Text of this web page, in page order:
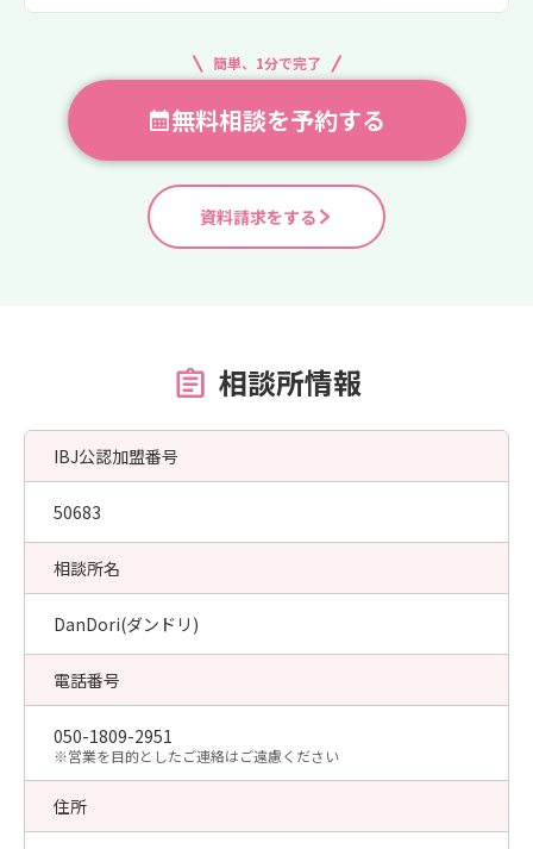
簡単、1分で完了
無料相談を予約する
資料請求をする
相談所情報
IBJ公認加盟番号
50683
相談所名
DanDori(ダンドリ)
電話番号
050-1809-2951
​※営業を目的としたご連絡はご遠慮ください
住所